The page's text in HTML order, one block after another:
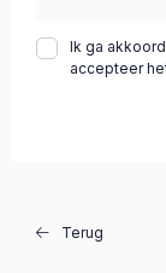
Ik ga
accepteer
Terug